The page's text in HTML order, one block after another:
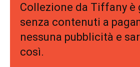
Collezione da Tiffany è
senza contenuti a
nessuna pubblicità e
così.